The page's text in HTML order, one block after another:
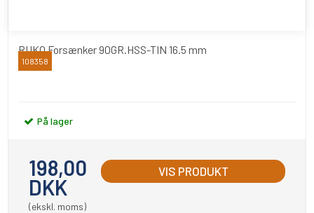
RUKO Forsænker 90GR.HSS-TIN 16.5 mm
RUKO
108358
På lager
198,00
DKK
(ekskl. moms)
VIS PRODUKT